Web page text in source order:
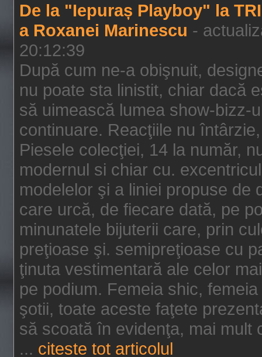
De la "Iepuraș Playboy" la
a Roxanei Marinescu -
20:12:39
După cum ne-a obişnuit,
nu poate sta linistit, chiar dacă
să uimească lumea show-bizz-
continuare. Reacţiile nu
Piesele colecţiei, 14 la număr,
modernul si chiar cu.
modelelor şi a liniei propuse de
care urcă, de fiecare dată, pe
minunatele bijuterii care, prin
preţioase şi. semipreţioase cu
ţinuta vestimentară ale celor
pe podium. Femeia shic,
şotii, toate aceste faţete
să scoată în evidenţa, mai mult
... citeste tot articolul